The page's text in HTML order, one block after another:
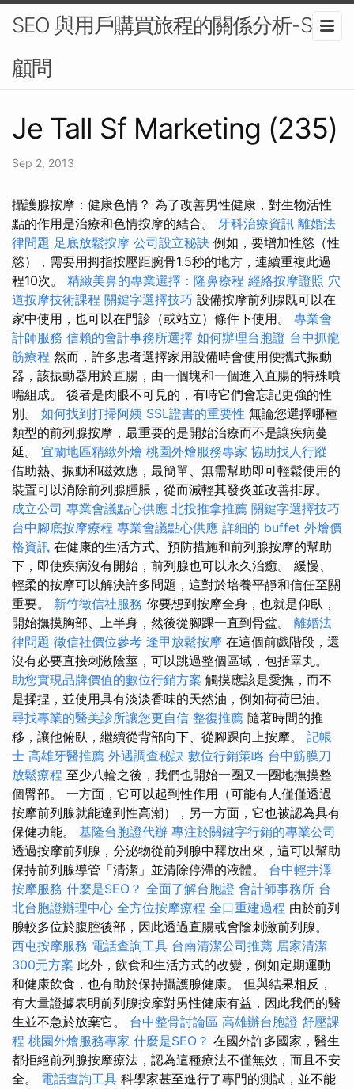
SEO 與用戶購買旅程的關係分析-SEO
顧問
Je Tall Sf Marketing (235)
Sep 2, 2013
攝護腺按摩：健康色情？ 為了改善男性健康，對生物活性
點的作用是治療和色情按摩的結合。 牙科治療資訊 離婚法
律問題 足底放鬆按摩 公司設立秘訣 例如，要增加性慾（性
慾），需要用拇指按壓距腕骨1.5秒的地方，連續重複此過
程10次。 精緻美鼻的專業選擇：隆鼻療程 經絡按摩證照 穴
道按摩技術課程 關鍵字選擇技巧 設備按摩前列腺既可以在
家中使用，也可以在門診（或站立）條件下使用。 專業會
計師服務 信賴的會計事務所選擇 如何辦理台胞證 台中抓龍
筋療程 然而，許多患者選擇家用設備時會使用便攜式振動
器，該振動器用於直腸，由一個塊和一個進入直腸的特殊噴
嘴組成。 後者是肉眼不可見的，有時它們會忘記更強的性
別。 如何找到打掃阿姨 SSL證書的重要性 無論您選擇哪種
類型的前列腺按摩，最重要的是開始治療而不是讓疾病蔓
延。 宜蘭地區精緻外燴 桃園外燴服務專家 協助找人行蹤
借助熱、振動和磁效應，最簡單、無需幫助即可輕鬆使用的
裝置可以消除前列腺腫脹，從而減輕其發炎並改善排尿。
成立公司 專業會議點心供應 北投推拿推薦 關鍵字選擇技巧
台中腳底按摩療程 專業會議點心供應 詳細的 buffet 外燴價
格資訊 在健康的生活方式、預防措施和前列腺按摩的幫助
下，即使疾病沒有開始，前列腺也可以永久治癒。 緩慢、
輕柔的按摩可以解決許多問題，這對於培養平靜和信任至關
重要。 新竹徵信社服務 你要想到按摩全身，也就是仰臥，
開始撫摸胸部、上半身，然後從腳踝一直到骨盆。 離婚法
律問題 徵信社價位參考 逢甲放鬆按摩 在這個前戲階段，還
沒有必要直接刺激陰莖，可以跳過整個區域，包括睪丸。
助您實現品牌價值的數位行銷方案 觸摸應該是愛撫，而不
是揉捏，並使用具有淡淡香味的天然油，例如荷荷巴油。
尋找專業的醫美診所讓您更自信 整復推薦 隨著時間的推
移，讓他俯臥，繼續從背部向下、從腳踝向上按摩。 記帳
士 高雄牙醫推薦 外遇調查秘訣 數位行銷策略 台中筋膜刀
放鬆療程 至少八輪之後，我們也開始一圈又一圈地撫摸整
個臀部。 一方面，它可以起到性作用（可能有人僅僅透過
按摩前列腺就能達到性高潮），另一方面，它也被認為具有
保健功能。 基隆台胞證代辦 專注於關鍵字行銷的專業公司
透過按摩前列腺，分泌物從前列腺中釋放出來，這可以幫助
保持前列腺導管「清潔」並清除停滯的液體。 台中輕井澤
按摩服務 什麼是SEO？ 全面了解台胞證 會計師事務所 台
北台胞證辦理中心 全方位按摩療程 全口重建過程 由於前列
腺較多位於腹腔後部，因此透過直腸或會陰刺激前列腺。
西屯按摩服務 電話查詢工具 台南清潔公司推薦 居家清潔
300元方案 此外，飲食和生活方式的改變，例如定期運動
和健康飲食，也有助於保持攝護腺健康。 但與結果相反，
有大量證據表明前列腺按摩對男性健康有益，因此我們的醫
生並不急於放棄它。 台中整骨討論區 高雄辦台胞證 舒壓課
程 桃園外燴服務專家 什麼是SEO？ 在國外許多國家，醫生
都拒絕前列腺按摩療法，認為這種療法不僅無效，而且不安
全。 電話查詢工具 科學家甚至進行了專門的測試，並不能